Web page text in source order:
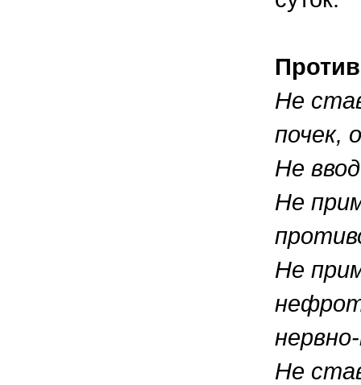
Не
почек,
Не
Не
Не
Не